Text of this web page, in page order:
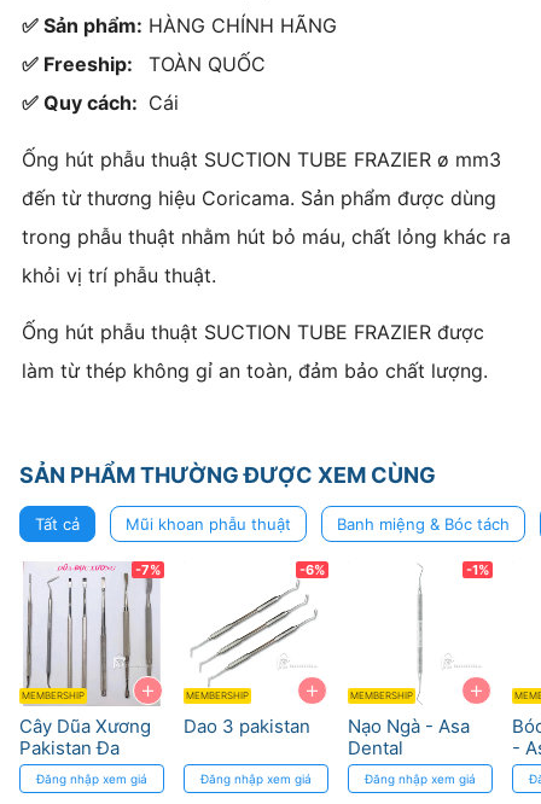
✅ Sản phẩm: HÀNG CHÍNH HÃNG
✅ Freeship:
TOÀN QUỐC
✅ Quy cách: Cái
Ống hút phẫu thuật SUCTION TUBE FRAZIER ø mm3
đến từ thương hiệu Coricama. Sản phẩm được dùng
trong phẫu thuật nhằm hút bỏ máu, chất lỏng khác ra
khỏi vị trí phẫu thuật.
Ống hút phẫu thuật SUCTION TUBE FRAZIER được
làm từ thép không gỉ an toàn, đảm bảo chất lượng.
SẢN PHẨM THƯỜNG ĐƯỢC XEM CÙNG
Tất cả Mũi khoan phẫu thuật Banh miệng & Bóc tách
+
-7%
MEMBERSHIP
Cây Dũa Xương
Pakistan Đa
Năng - 2 Đầu
Đặc Biệt
Đăng nhập xem giá
+
-6%
MEMBERSHIP
Dao 3 pakistan
Đăng nhập xem giá
+
-1%
MEMBERSHIP
Nạo Ngà - Asa
Dental
Đăng nhập xem giá
-